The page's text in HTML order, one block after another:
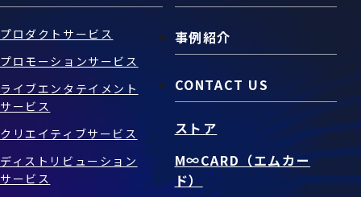
プロダクトサービス
プロモーションサービス
ライブエンタテイメント
サービス
クリエイティブサービス
ディストリビューション
サービス
事例紹介
CONTACT US
ストア
M∞CARD（エムカー
ド）